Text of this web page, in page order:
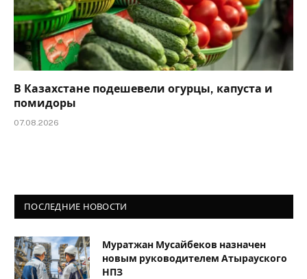
В Казахстане подешевели огурцы, капуста и
помидоры
07.08.2026
ПОСЛЕДНИЕ НОВОСТИ
Муратжан Мусайбеков назначен
новым руководителем Атырауского
НПЗ